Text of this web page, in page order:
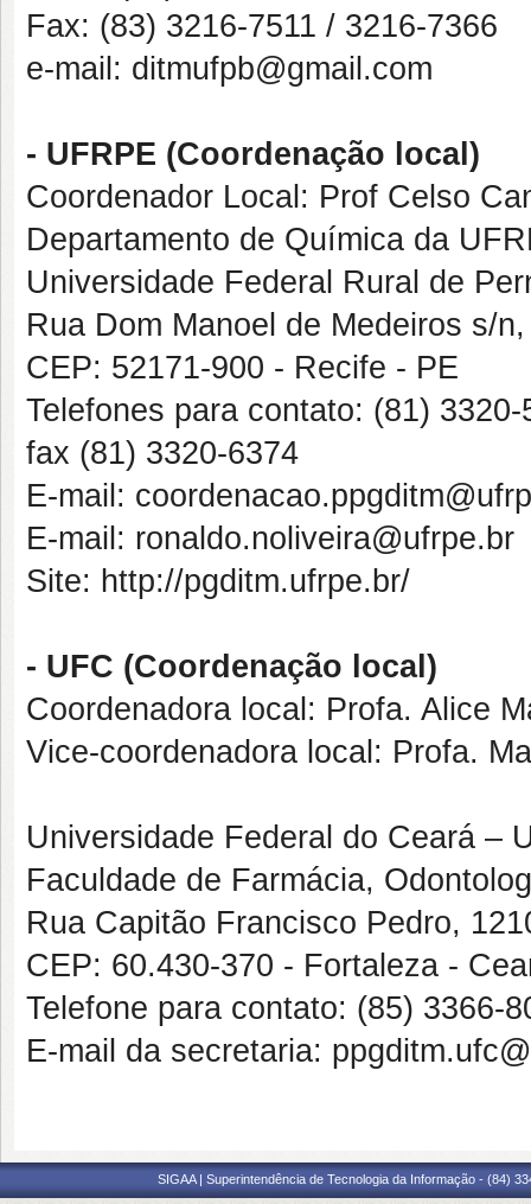
Fax: (83) 3216-7511 / 3216-7366
e-mail: ditmufpb@gmail.com
- UFRPE (Coordenação local)
Coordenador Local: Prof Celso
Departamento de Química da
Universidade Federal Rural de
Rua Dom Manoel de Medeiros s/
CEP: 52171-900 - Recife - PE
Telefones para contato: (81) 3320-
fax (81) 3320-6374
E-mail:
E-mail: ronaldo.noliveira@ufrpe.br
Site: http://pgditm.ufrpe.br/
- UFC (Coordenação local)
Coordenadora local: Profa. Alice
Vice-coordenadora local: Profa.
Universidade Federal do Ceará –
Faculdade de Farmácia,
Rua Capitão Francisco Pedro,
CEP: 60.430-370 - Fortaleza -
Telefone para contato: (85) 3366-
E-mail da secretaria:
SIGAA | Superintendência de Tecnologia da Informação - (84)